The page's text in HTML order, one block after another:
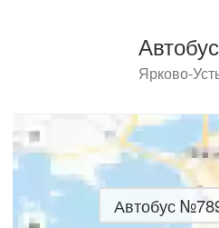
Ярково-
Автобус